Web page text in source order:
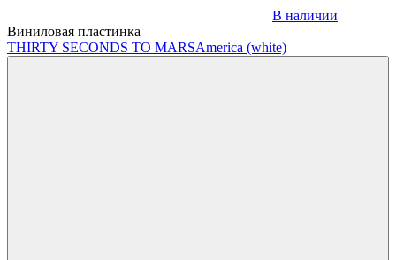
В наличии
Виниловая пластинка
THIRTY SECONDS TO MARSAmerica (white)